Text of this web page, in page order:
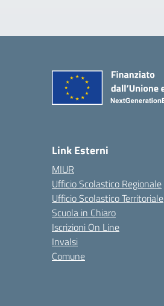
Link Esterni
MIUR
Ufficio Scolastico Regionale
Ufficio Scolastico Territoriale
Scuola in Chiaro
Iscrizioni On Line
Invalsi
Comune